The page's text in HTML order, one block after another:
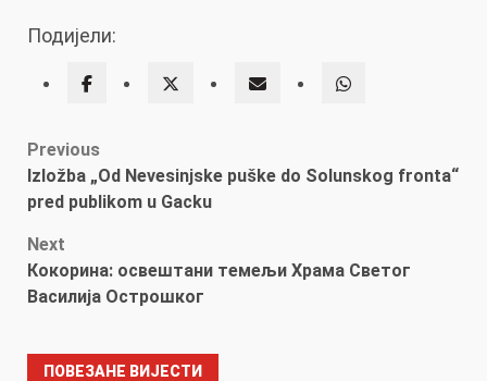
Подијели:
Post
navigation
Previous
Izložba „Od Nevesinjske puške do Solunskog fronta“
pred publikom u Gacku
Next
Кокорина: освештани темељи Храма Светог
Василија Острошког
ПОВЕЗАНЕ ВИЈЕСТИ